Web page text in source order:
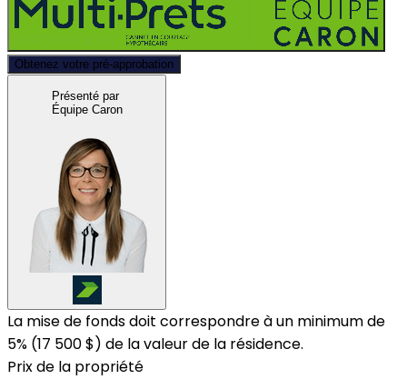
Obtenez votre pré-approbation
Présenté par
Équipe Caron
La mise de fonds doit correspondre à un minimum de
5% (17 500 $) de la valeur de la résidence.
Prix de la propriété